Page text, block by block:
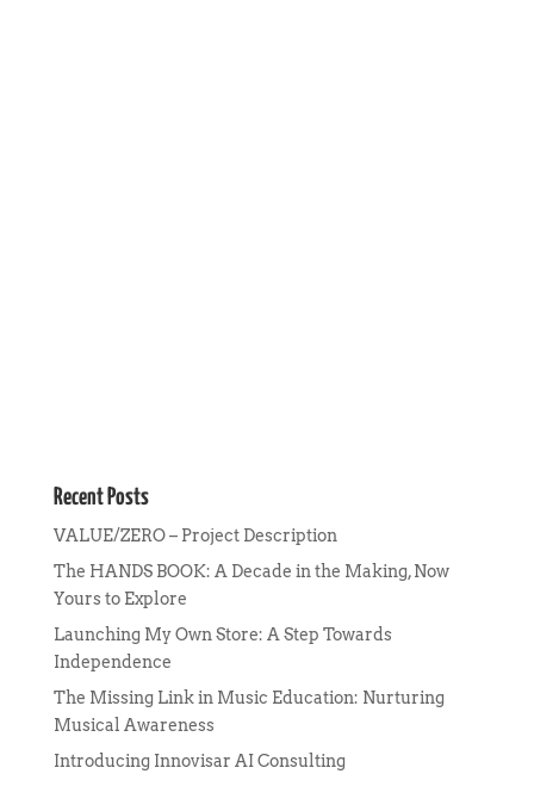
Recent Posts
VALUE/ZERO – Project Description
The HANDS BOOK: A Decade in the Making, Now
Yours to Explore
Launching My Own Store: A Step Towards
Independence
The Missing Link in Music Education: Nurturing
Musical Awareness
Introducing Innovisar AI Consulting